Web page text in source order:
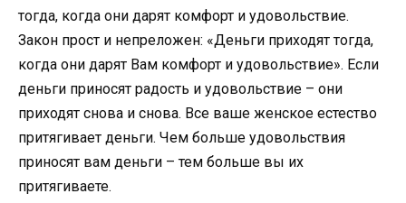
тогда, когда они дарят комфорт и удовольствие.
Закон прост и непреложен: «Деньги приходят тогда,
когда они дарят Вам комфорт и удовольствие». Если
деньги приносят радость и удовольствие – они
приходят снова и снова. Все ваше женское естество
притягивает деньги. Чем больше удовольствия
приносят вам деньги – тем больше вы их
притягиваете.